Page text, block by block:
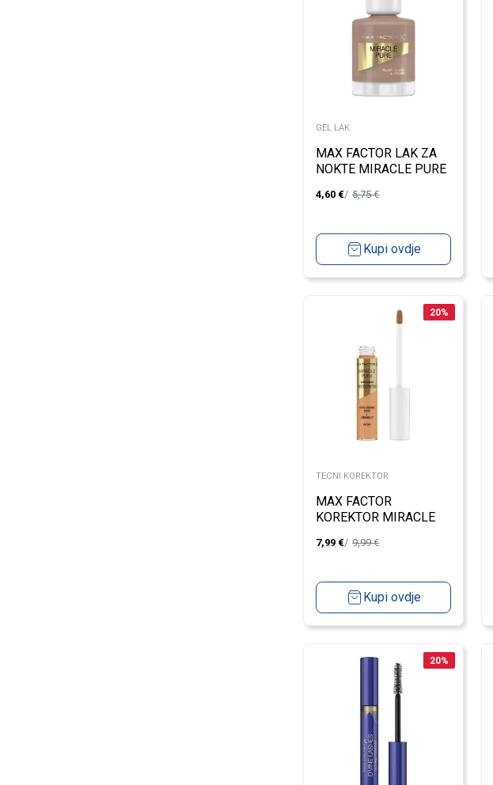
GEL LAK
MAX FACTOR LAK ZA
NOKTE MIRACLE PURE
4,60 € 5,75€
Kupi ovdje
20%
TECNI KOREKTOR
MAX FACTOR
KOREKTOR MIRACLE
7,99 € 9,99€
Kupi ovdje
20%